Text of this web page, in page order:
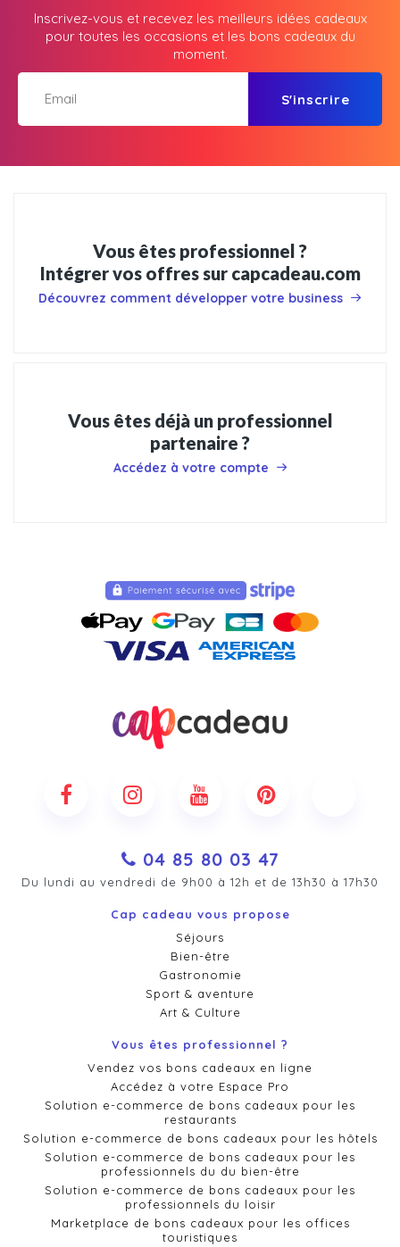
Inscrivez-vous et recevez les meilleurs idées cadeaux
pour toutes les occasions et les bons cadeaux du
moment.
S'inscrire
Vous êtes professionnel ?
Intégrer vos offres sur capcadeau.com
Découvrez comment développer votre business
Vous êtes déjà un professionnel
partenaire ?
Accédez à votre compte
04 85 80 03 47
Du lundi au vendredi de 9h00 à 12h et de 13h30 à 17h30
Cap cadeau vous propose
Séjours
Bien-être
Gastronomie
Sport & aventure
Art & Culture
Vous êtes professionnel ?
Vendez vos bons cadeaux en ligne
Accédez à votre Espace Pro
Solution e-commerce de bons cadeaux pour les
restaurants
Solution e-commerce de bons cadeaux pour les hôtels
Solution e-commerce de bons cadeaux pour les
professionnels du du bien-être
Solution e-commerce de bons cadeaux pour les
professionnels du loisir
Marketplace de bons cadeaux pour les offices
touristiques